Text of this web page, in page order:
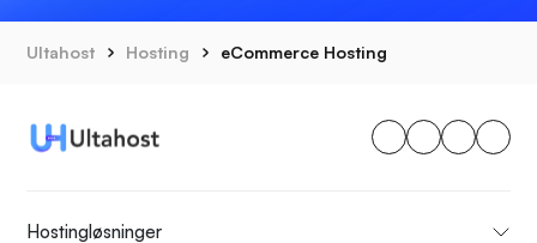
Ultahost Hosting eCommerce Hosting
Hostingløsninger